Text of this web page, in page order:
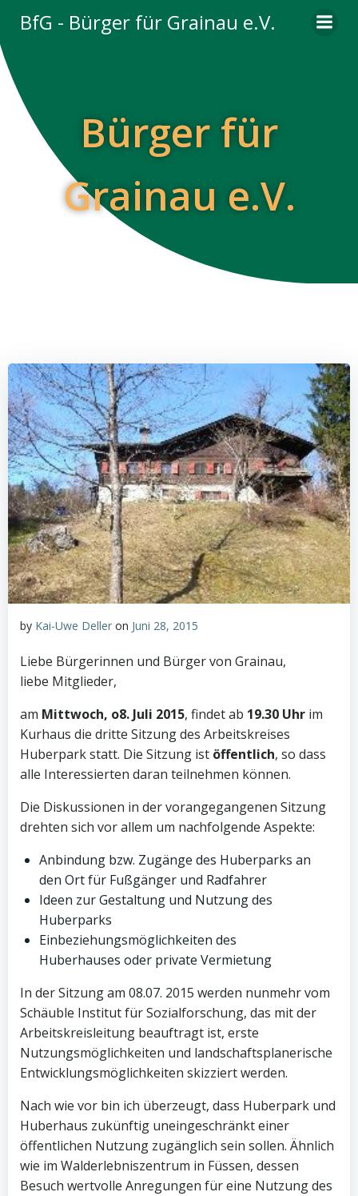
Inhalt
BfG - Bürger für Grainau e.V.
Bürger für
Grainau e.V.
by Kai-Uwe Deller on Juni 28, 2015
Liebe Bürgerinnen und Bürger von Grainau,
liebe Mitglieder,
am Mittwoch, o8. Juli 2015, findet ab 19.30 Uhr im
Kurhaus die dritte Sitzung des Arbeitskreises
Huberpark statt. Die Sitzung ist öffentlich, so dass
alle Interessierten daran teilnehmen können.
Die Diskussionen in der vorangegangenen Sitzung
drehten sich vor allem um nachfolgende Aspekte:
Anbindung bzw. Zugänge des Huberparks an
den Ort für Fußgänger und Radfahrer
Ideen zur Gestaltung und Nutzung des
Huberparks
Einbeziehungsmöglichkeiten des
Huberhauses oder private Vermietung
In der Sitzung am 08.07. 2015 werden nunmehr vom
Schäuble Institut für Sozialforschung, das mit der
Arbeitskreisleitung beauftragt ist, erste
Nutzungsmöglichkeiten und landschaftsplanerische
Entwicklungsmöglichkeiten skizziert werden.
Nach wie vor bin ich überzeugt, dass Huberpark und
Huberhaus zukünftig uneingeschränkt einer
öffentlichen Nutzung zugänglich sein sollen. Ähnlich
wie im Walderlebniszentrum in Füssen, dessen
Besuch wertvolle Anregungen für eine Nutzung des